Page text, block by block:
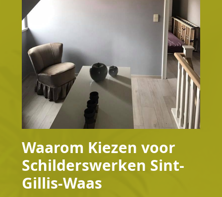
Waarom Kiezen voor
Schilderswerken Sint-
Gillis-Waas